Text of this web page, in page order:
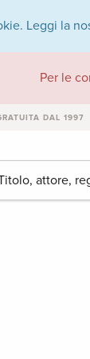
Leggi la
Per le
DAL 1997